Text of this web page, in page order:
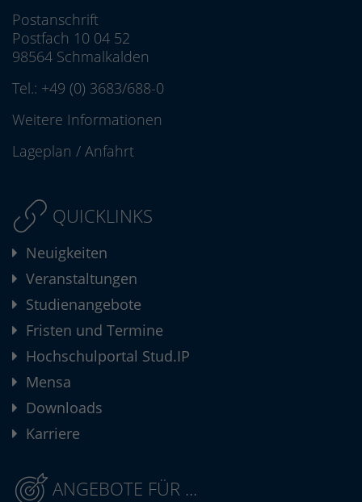
Postanschrift
Postfach 10 04 52
98564 Schmalkalden
Tel.: +49 (0) 3683/688-0
Weitere Informationen
Lageplan / Anfahrt
QUICKLINKS
Neuigkeiten
Veranstaltungen
Studienangebote
Fristen und Termine
Hochschulportal Stud.IP
Mensa
Downloads
Karriere
ANGEBOTE FÜR ...